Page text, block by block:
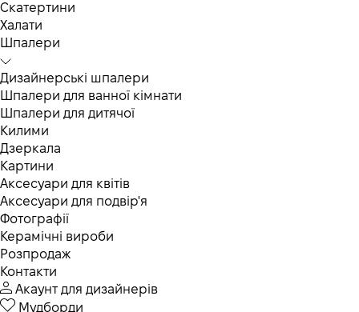
Скатертини
Халати
Шпалери
Дизайнерські шпалери
Шпалери для ванної кімнати
Шпалери для дитячої
Килими
Дзеркала
Картини
Аксесуари для квітів
Аксесуари для подвір'я
Фотографії
Керамічні вироби
Розпродаж
Контакти
Акаунт для дизайнерів
Мудборди